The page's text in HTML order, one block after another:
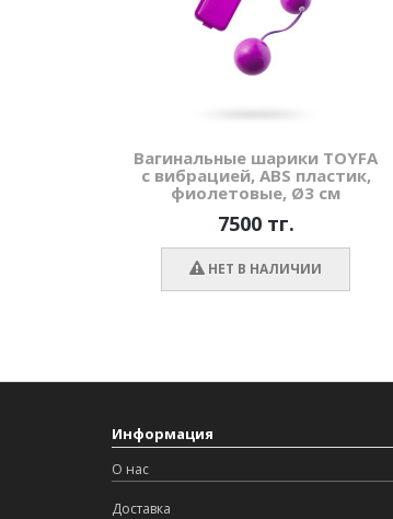
Вагинальные шарики TOYFA
с вибрацией, ABS пластик,
фиолетовые, Ø3 см
7500 тг.
НЕТ В НАЛИЧИИ
Информация
О нас
Доставка